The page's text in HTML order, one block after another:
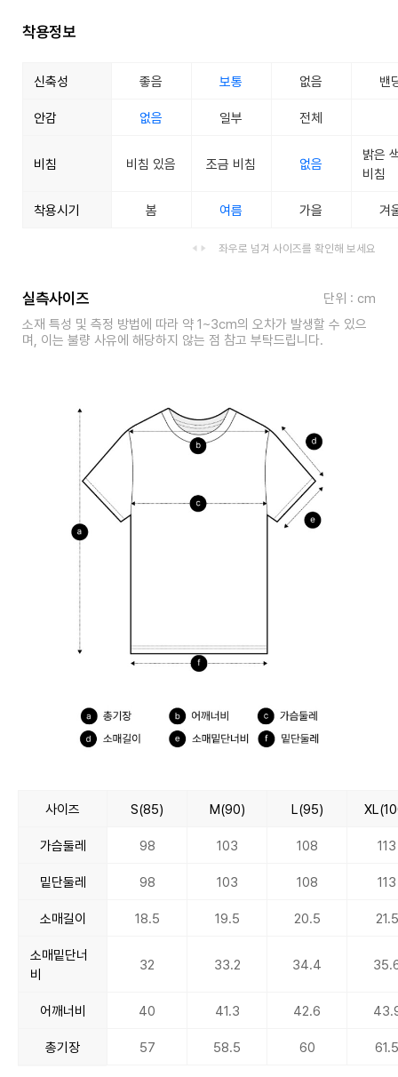
착용정보
신축성 좋음 보통 없음 밴
안감 없음 일부 전체
비침 비침 있음 조금 비침 없음
밝은
비침
착용시기 봄 여름 가을 겨
좌우로 넘겨 사이즈를 확인해 보세요
실측사이즈
단위 : cm
소재 특성 및 측정 방법에 따라 약 1~3cm의 오차가 발생할 수 있으
며, 이는 불량 사유에 해당하지 않는 점 참고 부탁드립니다.
사이즈 S(85) M(90) L(95)
가슴둘레 98 103 108 113
밑단둘레 98 103 108 113
소매길이 18.5 19.5 20.5 21.5
소매밑단너
비
32 33.2 34.4
어깨너비 40 41.3 42.6
총기장 57 58.5 60